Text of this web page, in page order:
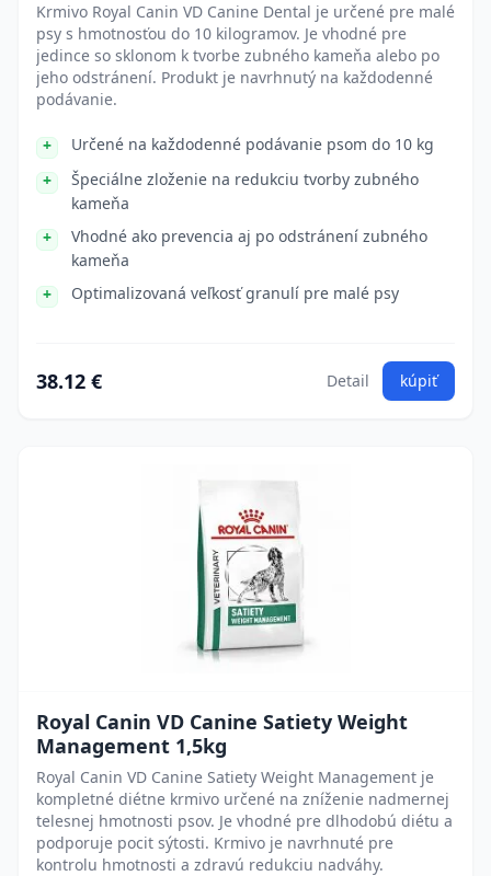
Krmivo Royal Canin VD Canine Dental je určené pre malé
psy s hmotnosťou do 10 kilogramov. Je vhodné pre
jedince so sklonom k tvorbe zubného kameňa alebo po
jeho odstránení. Produkt je navrhnutý na každodenné
podávanie.
Určené na každodenné podávanie psom do 10 kg
Špeciálne zloženie na redukciu tvorby zubného
kameňa
Vhodné ako prevencia aj po odstránení zubného
kameňa
Optimalizovaná veľkosť granulí pre malé psy
38.12 € Detail kúpiť
Royal Canin VD Canine Satiety Weight
Management 1,5kg
Royal Canin VD Canine Satiety Weight Management je
kompletné diétne krmivo určené na zníženie nadmernej
telesnej hmotnosti psov. Je vhodné pre dlhodobú diétu a
podporuje pocit sýtosti. Krmivo je navrhnuté pre
kontrolu hmotnosti a zdravú redukciu nadváhy.